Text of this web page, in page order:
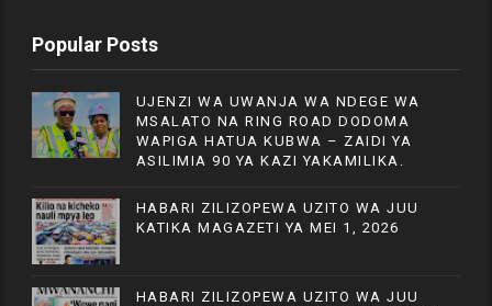
Popular Posts
UJENZI WA UWANJA WA NDEGE WA
MSALATO NA RING ROAD DODOMA
WAPIGA HATUA KUBWA – ZAIDI YA
ASILIMIA 90 YA KAZI YAKAMILIKA.
HABARI ZILIZOPEWA UZITO WA JUU
KATIKA MAGAZETI YA MEI 1, 2026
HABARI ZILIZOPEWA UZITO WA JUU